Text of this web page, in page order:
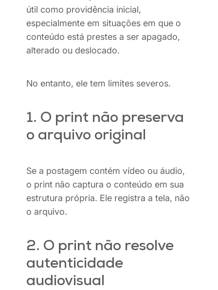
útil como providência inicial,
especialmente em situações em que o
conteúdo está prestes a ser apagado,
alterado ou deslocado.
No entanto, ele tem limites severos.
1. O print não preserva
o arquivo original
Se a postagem contém vídeo ou áudio,
o print não captura o conteúdo em sua
estrutura própria. Ele registra a tela, não
o arquivo.
2. O print não resolve
autenticidade
audiovisual